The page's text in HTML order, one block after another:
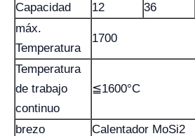
Capacidad 12 36
máx.
Temperatura
1700
Temperatura
de trabajo
continuo
≦1600°C
brezo
Calentador MoSi2